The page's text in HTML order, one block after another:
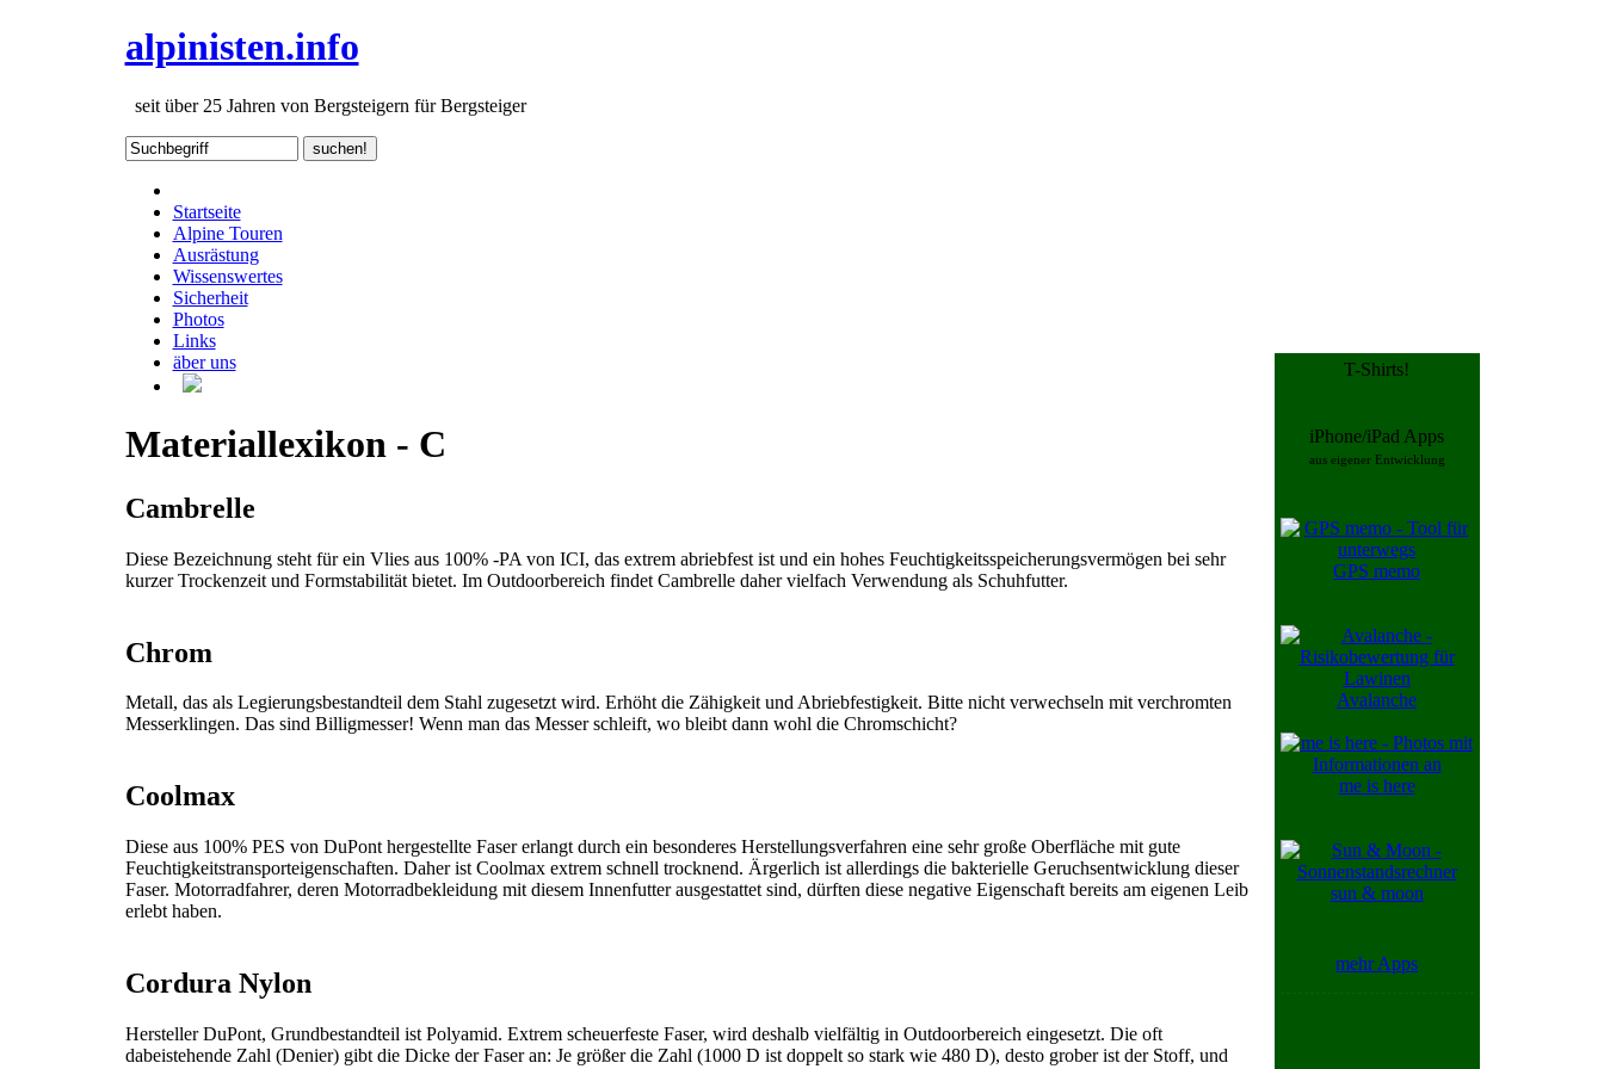
T-Shirts!
iPhone/iPad Apps
aus eigener Entwicklung
GPS memo
Avalanche
me is here
sun & moon
mehr Apps
alpinisten.info
seit über 25 Jahren von Bergsteigern für Bergsteiger
Startseite
Alpine Touren
Ausrästung
Wissenswertes
Sicherheit
Photos
Links
äber uns
Materiallexikon - C
Cambrelle
Diese Bezeichnung steht für ein Vlies aus 100% -PA von ICI, das extrem abriebfest ist und ein hohes Feuchtigkeitsspeicherungsvermögen bei sehr
kurzer Trockenzeit und Formstabilität bietet. Im Outdoorbereich findet Cambrelle daher vielfach Verwendung als Schuhfutter.
Chrom
Metall, das als Legierungsbestandteil dem Stahl zugesetzt wird. Erhöht die Zähigkeit und Abriebfestigkeit. Bitte nicht verwechseln mit verchromten
Messerklingen. Das sind Billigmesser! Wenn man das Messer schleift, wo bleibt dann wohl die Chromschicht?
Coolmax
Diese aus 100% PES von DuPont hergestellte Faser erlangt durch ein besonderes Herstellungsverfahren eine sehr große Oberfläche mit gute
Feuchtigkeitstransporteigenschaften. Daher ist Coolmax extrem schnell trocknend. Ärgerlich ist allerdings die bakterielle Geruchsentwicklung dieser
Faser. Motorradfahrer, deren Motorradbekleidung mit diesem Innenfutter ausgestattet sind, dürften diese negative Eigenschaft bereits am eigenen Leib
erlebt haben.
Cordura Nylon
Hersteller DuPont, Grundbestandteil ist Polyamid. Extrem scheuerfeste Faser, wird deshalb vielfältig in Outdoorbereich eingesetzt. Die oft
dabeistehende Zahl (Denier) gibt die Dicke der Faser an: Je größer die Zahl (1000 D ist doppelt so stark wie 480 D), desto grober ist der Stoff, und